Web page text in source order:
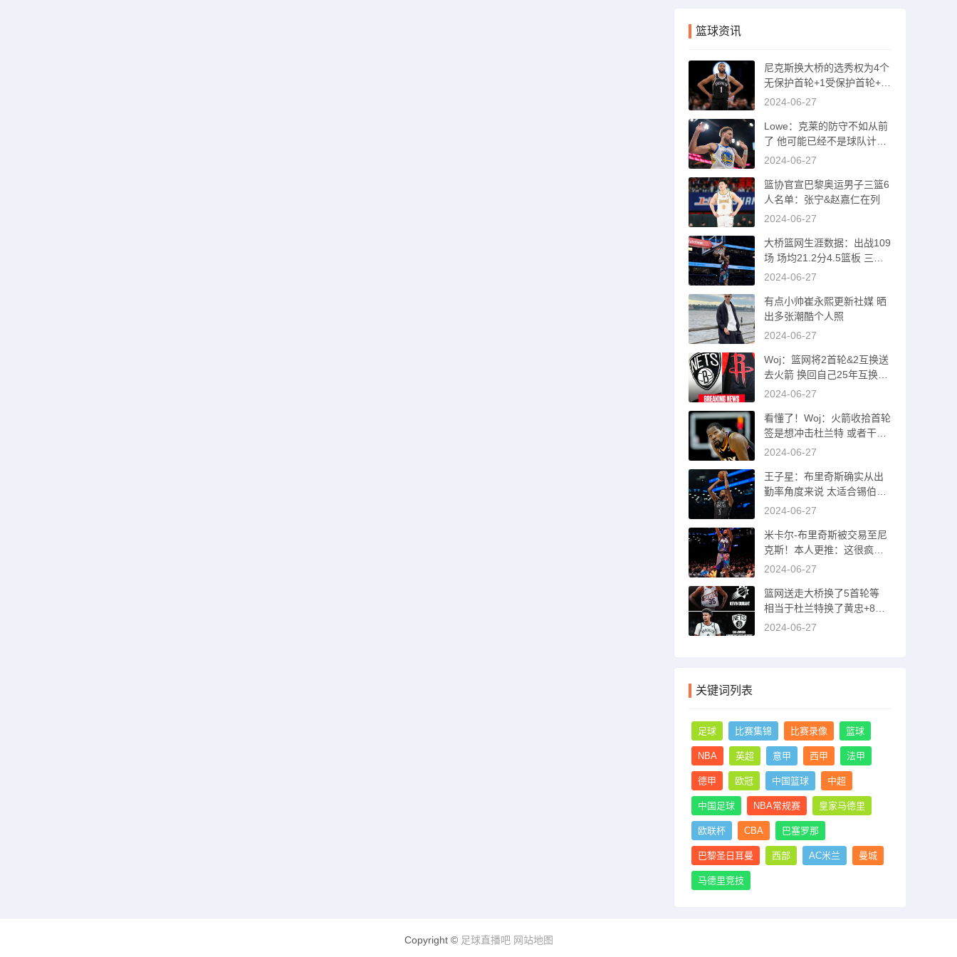
篮球资讯
尼克斯换大桥的选秀权为4个
无保护首轮+1受保护首轮+1
互换+1次轮
2024-06-27
Lowe：克莱的防守不如从前
了 他可能已经不是球队计划
的一部分了
2024-06-27
篮协官宣巴黎奥运男子三篮6
人名单：张宁&赵嘉仁在列
2024-06-27
大桥篮网生涯数据：出战109
场 场均21.2分4.5篮板 三分
命中率37%
2024-06-27
有点小帅崔永熙更新社媒 晒
出多张潮酷个人照
2024-06-27
Woj：篮网将2首轮&2互换送
去火箭 换回自己25年互换和
26首轮
2024-06-27
看懂了！Woj：火箭收拾首轮
签是想冲击杜兰特 或者干一
票大的！
2024-06-27
王子星：布里奇斯确实从出
勤率角度来说 太适合锡伯杜
了吧
2024-06-27
米卡尔-布里奇斯被交易至尼
克斯！本人更推：这很疯狂
哈哈哈
2024-06-27
篮网送走大桥换了5首轮等
相当于杜兰特换了黄忠+8首
轮等资产
2024-06-27
关键词列表
足球 比赛集锦 比赛录像 篮球
NBA 英超 意甲 西甲 法甲
德甲 欧冠 中国篮球 中超
中国足球 NBA常规赛 皇家马德里
欧联杯 CBA 巴塞罗那
巴黎圣日耳曼 西部 AC米兰 曼城
马德里竞技
Copyright © 足球直播吧 网站地图